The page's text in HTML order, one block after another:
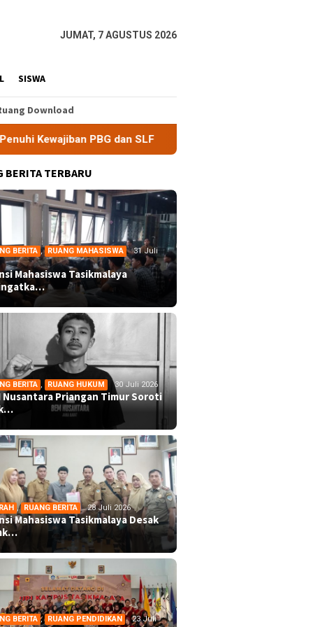
JUMAT, 7 AGUSTUS 2026
SISWA
Download
PBG dan SLF BEM Nusantara Priangan Timur Soroti
BERITA TERBARU
BERITA , RUANG MAHASISWA
31 Juli
Mahasiswa Tasikmalaya
BERITA , RUANG HUKUM 30 Juli 2026
Nusantara Priangan Timur Soroti
, RUANG BERITA 28 Juli 2026
Mahasiswa Tasikmalaya Desak
BERITA , RUANG PENDIDIKAN
23 Juli